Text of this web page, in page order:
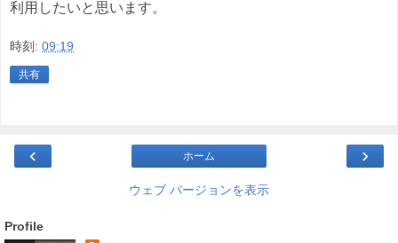
利用したいと思います。
時刻: 09:19
共有
‹ ›
ホーム
ウェブ バージョンを表示
Profile